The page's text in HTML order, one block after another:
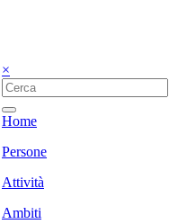
×
Home
Persone
Attività
Ambiti